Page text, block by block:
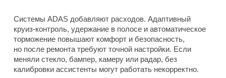
Системы ADAS добавляют расходов. Адаптивный
круиз-контроль, удержание в полосе и автоматическое
торможение повышают комфорт и безопасность,
но после ремонта требуют точной настройки. Если
меняли стекло, бампер, камеру или радар, без
калибровки ассистенты могут работать некорректно.